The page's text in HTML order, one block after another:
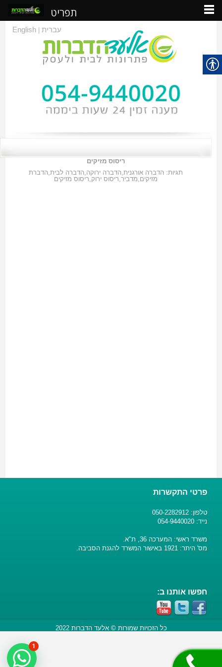
עברית|
English
ריסוס מזיקים
תגיות: הדברה אורגנית,הדברה ירוקה,הדברה לבית,הדברת
מזיקים,מדביר,ריסוס ירוק,ריסוס מזיקים
פרטי התקשרות
טלפון: 050-2282912
נייד: 054-9440020
משרד ראשי: המערכה 36, ת"א.
מס' היתר: 1921 באישור המשרד להגנת הסביבה.
חפשו אותנו ב:
כל הזכויות שמורות © אלעד הדברות 2022
1
תפריט